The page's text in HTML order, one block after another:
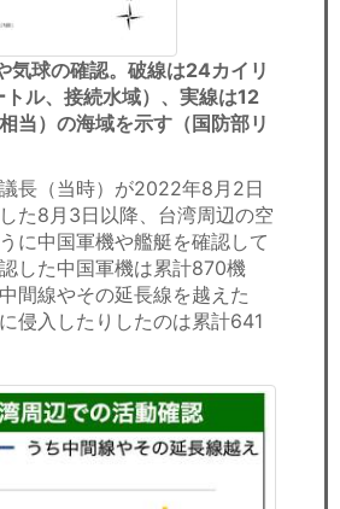
気球の確認。破線は24カイリ
トル、接続水域）、実線は12
当）の海域を示す（国防部リ
長（当時）が2022年8月2日
た8月3日以降、台湾周辺の空
に中国軍機や艦艇を確認して
した中国軍機は累計870機
間線やその延長線を越えた
侵入したりしたのは累計641